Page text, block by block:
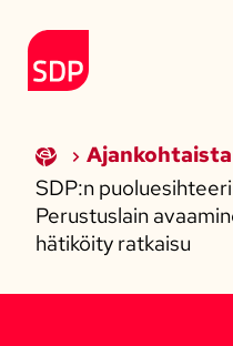
Etusivulle
Ajankohtaista
SDP:n
Perustuslain
hätiköity ratkaisu